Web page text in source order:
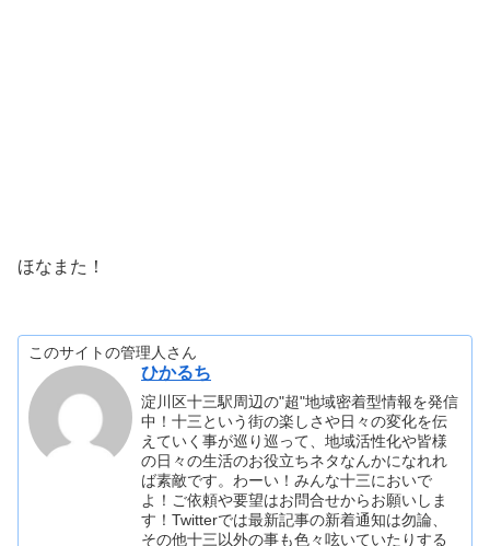
ほなまた！
このサイトの管理人さん
ひかるち
淀川区十三駅周辺の"超"地域密着型情報を発信
中！十三という街の楽しさや日々の変化を伝
えていく事が巡り巡って、地域活性化や皆様
の日々の生活のお役立ちネタなんかになれれ
ば素敵です。わーい！みんな十三においで
よ！ご依頼や要望はお問合せからお願いしま
す！Twitterでは最新記事の新着通知は勿論、
その他十三以外の事も色々呟いていたりする